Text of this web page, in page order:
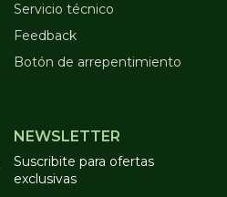
Servicio técnico
Feedback
Botón de arrepentimiento
NEWSLETTER
Suscribite para ofertas
exclusivas